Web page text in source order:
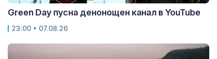
Green Day пусна денонощен канал в YouTube
23:00 • 07.08.26